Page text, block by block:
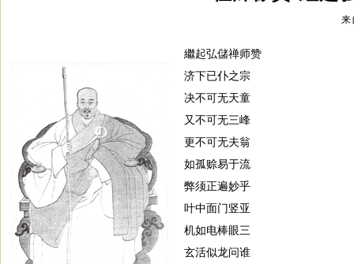
繼起弘儲禅师赞
济下已仆之宗
决不可无天童
又不可无三峰
更不可无夫翁
如孤赊易于流
弊须正遍妙乎
叶中面门竖亚
机如电棒眼三
玄活似龙问谁